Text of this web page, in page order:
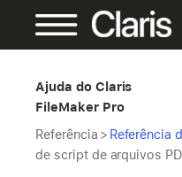
Ajuda do Claris
FileMaker Pro
Referência > Referência
de script de arquivos